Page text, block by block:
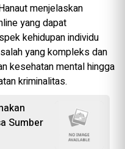
menjelaskan
yang dapat
kehidupan individu
yang kompleks dan
kesehatan mental hingga
kriminalitas.
Sumber